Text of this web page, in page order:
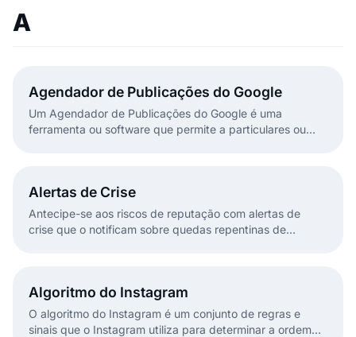
A
Agendador de Publicações do Google
Um Agendador de Publicações do Google é uma
ferramenta ou software que permite a particulares ou
Alertas de Crise
Antecipe-se aos riscos de reputação com alertas de
crise que o notificam sobre quedas repentinas de
Algoritmo do Instagram
O algoritmo do Instagram é um conjunto de regras e
sinais que o Instagram utiliza para determinar a ordem